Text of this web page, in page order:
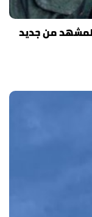
من جديد